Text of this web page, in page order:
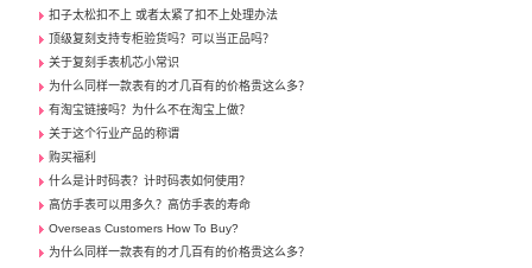
扣子太松扣不上 或者太紧了扣不上处理办法
顶级复刻支持专柜验货吗？可以当正品吗？
关于复刻手表机芯小常识
为什么同样一款表有的才几百有的价格贵这么多？
有淘宝链接吗？为什么不在淘宝上做？
关于这个行业产品的称谓
购买福利
什么是计时码表？计时码表如何使用？
高仿手表可以用多久？高仿手表的寿命
Overseas Customers How To Buy?
为什么同样一款表有的才几百有的价格贵这么多？